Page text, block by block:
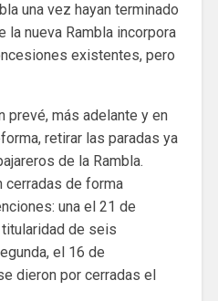
una vez hayan terminado
la nueva Rambla incorpora
existentes, pero
prevé, más adelante y en
retirar las paradas ya
de la Rambla.
cerradas de forma
una el 21 de
de seis
el 16 de
dieron por cerradas el